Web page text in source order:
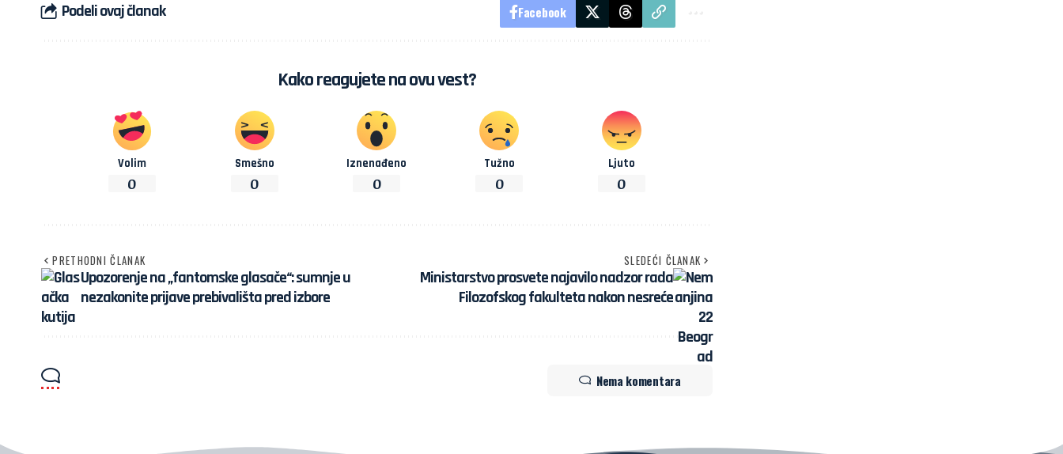
Podeli ovaj članak Facebook
Kako reagujete na ovu vest?
Volim
0
Smešno
0
Iznenađeno
0
Tužno
0
Ljuto
0
PRETHODNI ČLANAK
Upozorenje na „fantomske glasače“: sumnje u
nezakonite prijave prebivališta pred izbore
SLEDEĆI ČLANAK
Ministarstvo prosvete najavilo nadzor rada
Filozofskog fakulteta nakon nesreće
Nema komentara